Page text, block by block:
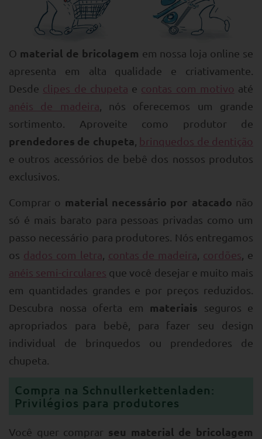
O material de bricolagem em nossa loja online se
apresenta em alta qualidade e criativamente.
Desde clipes de chupeta e contas com motivo até
anéis de madeira , nós oferecemos um grande
sortimento. Aproveite como produtor de
prendedores de chupeta brinquedos de dentição
e outros acessórios de bebê dos nossos produtos
exclusivos.
Comprar o material necessário por atacado não
só é mais barato para pessoas privadas como um
passo necessário para produtores. Nós entregamos
os dados com letra contas de madeira cordões , e
anéis semi-circulares que você desejar e muito mais
em quantidades grandes e por preços reduzidos.
Descubra nossa oferta em materiais seguros e
apropriados para bebê, para fazer seu design
individual de brinquedos ou prendedores de
chupeta.
Compra na Schnullerkettenladen:
Privilégios para produtores
Você quer comprar seu material de bricolagem